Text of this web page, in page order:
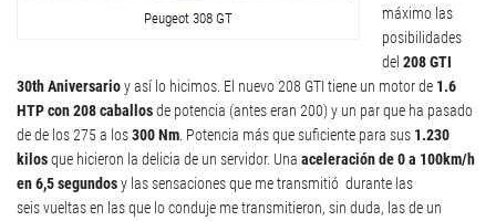
Peugeot 308 GT
máximo las
posibilidades
del 208 GTI
30th Aniversarioy así lo hicimos. El nuevo 208 GTI tiene un motor de 1.6
HTP con 208 caballosde potencia (antes eran 200) y un par que ha pasado
de de los 275 a los300 Nm . Potencia más que suficiente para sus 1.230
kilosque hicieron la delicia de un servidor. Una aceleración de 0 a 100km/h
en 6,5 segundosy las sensaciones que me transmitió durante las
seis vueltas en las que lo conduje me transmitieron, sin duda, las de un